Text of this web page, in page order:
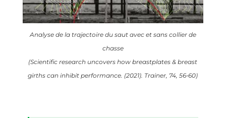
Analyse de la trajectoire du saut avec et sans collier de
chasse
(Scientific research uncovers how breastplates & breast
girths can inhibit performance. (2021). Trainer 74 , 56‑60)